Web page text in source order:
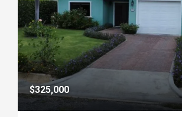
$325,000